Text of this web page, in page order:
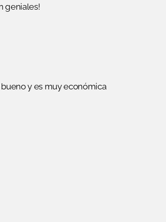
geniales!
y es muy económica